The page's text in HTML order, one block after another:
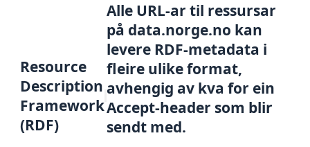
Resource
Description
Framework
(RDF)
Alle URL-ar til ressursar
på data.norge.no kan
levere RDF-metadata i
fleire ulike format,
avhengig av kva for ein
Accept-header som blir
sendt med.